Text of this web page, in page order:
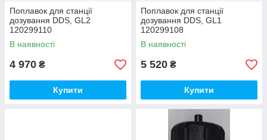
Поплавок для станції
дозування DDS, GL2
120299110
В наявності
4 970 ₴
Купити
Поплавок для станції
дозування DDS, GL1
120299108
В наявності
5 520 ₴
Купити